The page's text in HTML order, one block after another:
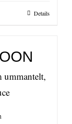
Details
ummantelt,